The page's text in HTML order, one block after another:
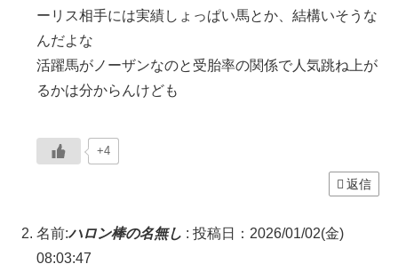
ーリス相手には実績しょっぱい馬とか、結構いそうな
んだよな
活躍馬がノーザンなのと受胎率の関係で人気跳ね上が
るかは分からんけども
+4
返信
名前:ハロン棒の名無し : 投稿日：2026/01/02(金)
08:03:47